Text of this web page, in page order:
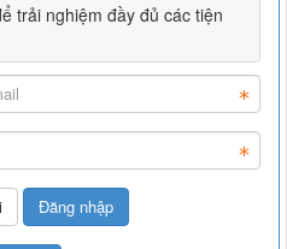
trải nghiệm đầy đủ các tiện
Đăng nhập